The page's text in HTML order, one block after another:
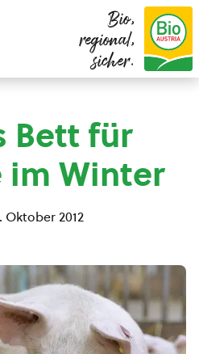
Bio,
regional,
sicher.
Bett für
im Winter
2012